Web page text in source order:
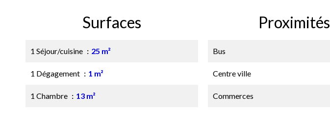
Surfaces
1 Séjour/cuisine 25 m²
1 Dégagement 1 m²
1 Chambre 13 m²
Proximités
Bus
Centre ville
Commerces